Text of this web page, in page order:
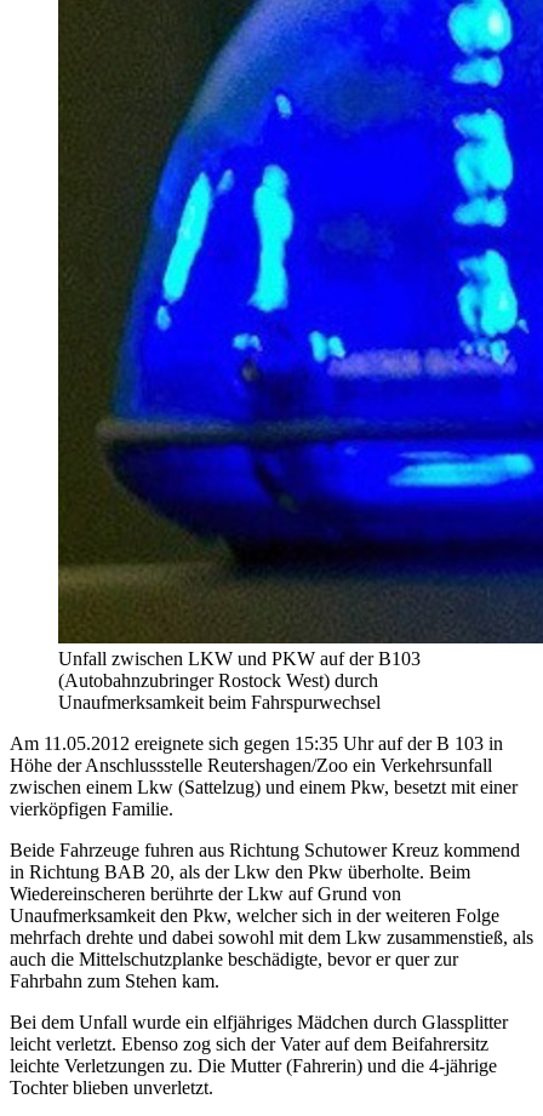
Unfall zwischen LKW und PKW auf der B103
(Autobahnzubringer Rostock West) durch
Unaufmerksamkeit beim Fahrspurwechsel
Am 11.05.2012 ereignete sich gegen 15:35 Uhr auf der B 103 in
Höhe der Anschlussstelle Reutershagen/Zoo ein Verkehrsunfall
zwischen einem Lkw (Sattelzug) und einem Pkw, besetzt mit einer
vierköpfigen Familie.
Beide Fahrzeuge fuhren aus Richtung Schutower Kreuz kommend
in Richtung BAB 20, als der Lkw den Pkw überholte. Beim
Wiedereinscheren berührte der Lkw auf Grund von
Unaufmerksamkeit den Pkw, welcher sich in der weiteren Folge
mehrfach drehte und dabei sowohl mit dem Lkw zusammenstieß, als
auch die Mittelschutzplanke beschädigte, bevor er quer zur
Fahrbahn zum Stehen kam.
Bei dem Unfall wurde ein elfjähriges Mädchen durch Glassplitter
leicht verletzt. Ebenso zog sich der Vater auf dem Beifahrersitz
leichte Verletzungen zu. Die Mutter (Fahrerin) und die 4-jährige
Tochter blieben unverletzt.